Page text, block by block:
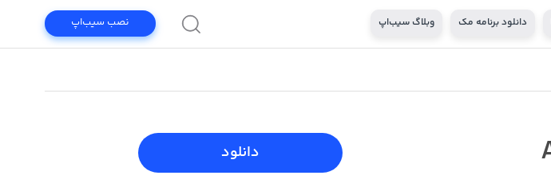
دانلود برنامه مک وبلاگ سیب‌اپ نصب سیب‌اپ
دانلود